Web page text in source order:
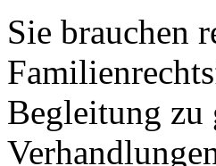
Sie brauchen
Begleitung zu